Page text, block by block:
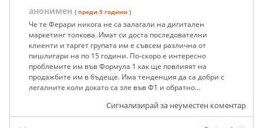
анонимен ( преди 5 години )
Че те Ферари никога не са залагали на дигитален
маркетинг толкова. Имат си доста последователни
клиенти и таргет групата им е съвсем различна от
пишлигари на по 15 години. По-скоро е интересно
проблемите им във Формула 1 как ще повлияят на
продажбите им в бъдеще. Има тенденция да са добри с
легалните коли докато са зле във Ф1 и обратно...
Сигнализирай за неуместен коментар